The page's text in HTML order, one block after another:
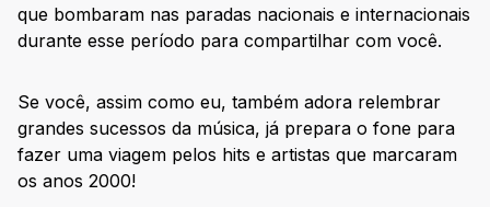
que bombaram nas paradas nacionais e internacionais
durante esse período para compartilhar com você.
Se você, assim como eu, também adora relembrar
grandes sucessos da música, já prepara o fone para
fazer uma viagem pelos hits e artistas que marcaram
os anos 2000!